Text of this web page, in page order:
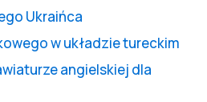
Ukraińca
w układzie tureckim
angielskiej dla